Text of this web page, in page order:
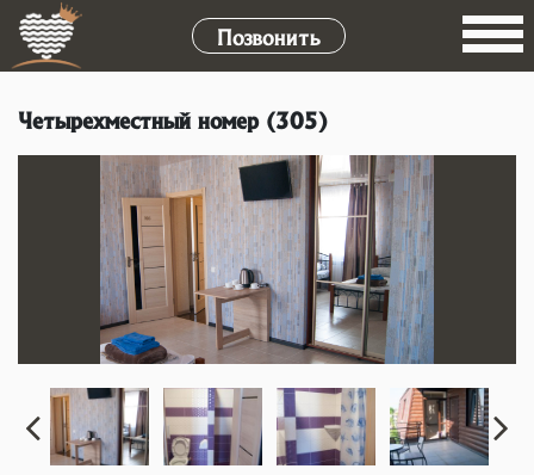
Позвонить
Четырехместный номер (305)